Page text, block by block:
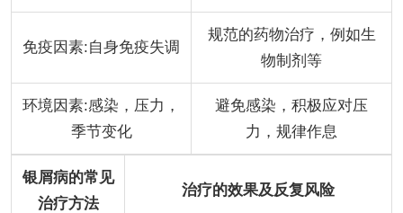
免疫因素:自身免疫失调
规范的药物治疗，例如生
物制剂等
环境因素:感染，压力，
季节变化
避免感染，积极应对压
力，规律作息
银屑病的常见
治疗方法
治疗的效果及反复风险